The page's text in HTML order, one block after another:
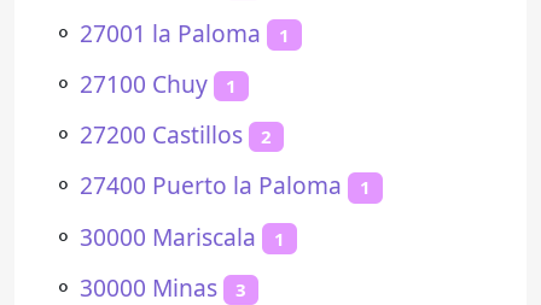
⚬ 27001 la Paloma 1
⚬ 27100 Chuy 1
⚬ 27200 Castillos 2
⚬ 27400 Puerto la Paloma 1
⚬ 30000 Mariscala 1
⚬ 30000 Minas 3